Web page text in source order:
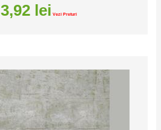
3,92 lei Vezi Preturi